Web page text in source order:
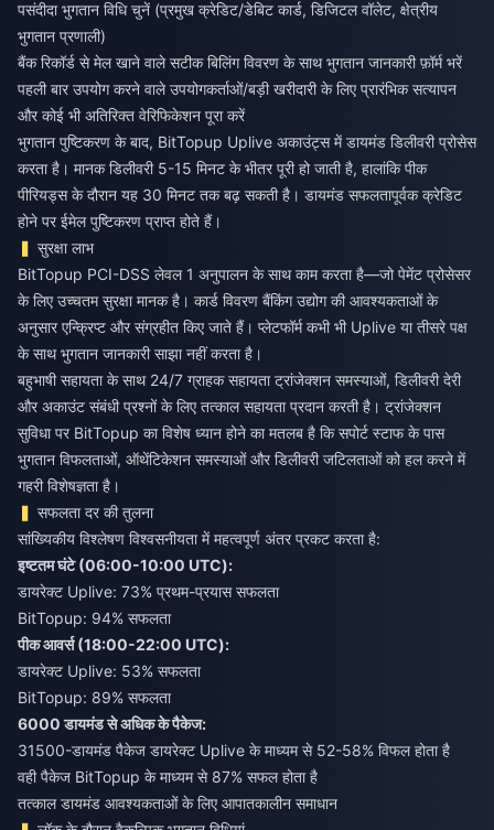
पसंदीदा भुगतान विधि चुनें (प्रमुख क्रेडिट/डेबिट कार्ड, डिजिटल वॉलेट, क्षेत्रीय
भुगतान प्रणाली)
बैंक रिकॉर्ड से मेल खाने वाले सटीक बिलिंग विवरण के साथ भुगतान जानकारी फ़ॉर्म भरें
पहली बार उपयोग करने वाले उपयोगकर्ताओं/बड़ी खरीदारी के लिए प्रारंभिक सत्यापन
और कोई भी अतिरिक्त वेरिफिकेशन पूरा करें
भुगतान पुष्टिकरण के बाद, BitTopup Uplive अकाउंट्स में डायमंड डिलीवरी प्रोसेस
करता है। मानक डिलीवरी 5-15 मिनट के भीतर पूरी हो जाती है, हालांकि पीक
पीरियड्स के दौरान यह 30 मिनट तक बढ़ सकती है। डायमंड सफलतापूर्वक क्रेडिट
होने पर ईमेल पुष्टिकरण प्राप्त होते हैं।
सुरक्षा लाभ
BitTopup PCI-DSS लेवल 1 अनुपालन के साथ काम करता है—जो पेमेंट प्रोसेसर
के लिए उच्चतम सुरक्षा मानक है। कार्ड विवरण बैंकिंग उद्योग की आवश्यकताओं के
अनुसार एन्क्रिप्ट और संग्रहीत किए जाते हैं। प्लेटफॉर्म कभी भी Uplive या तीसरे पक्ष
के साथ भुगतान जानकारी साझा नहीं करता है।
बहुभाषी सहायता के साथ 24/7 ग्राहक सहायता ट्रांजेक्शन समस्याओं, डिलीवरी देरी
और अकाउंट संबंधी प्रश्नों के लिए तत्काल सहायता प्रदान करती है। ट्रांजेक्शन
सुविधा पर BitTopup का विशेष ध्यान होने का मतलब है कि सपोर्ट स्टाफ के पास
भुगतान विफलताओं, ऑथेंटिकेशन समस्याओं और डिलीवरी जटिलताओं को हल करने में
गहरी विशेषज्ञता है।
सफलता दर की तुलना
सांख्यिकीय विश्लेषण विश्वसनीयता में महत्वपूर्ण अंतर प्रकट करता है:
इष्टतम घंटे (06:00-10:00 UTC):
डायरेक्ट Uplive: 73% प्रथम-प्रयास सफलता
BitTopup: 94% सफलता
पीक आवर्स (18:00-22:00 UTC):
डायरेक्ट Uplive: 53% सफलता
BitTopup: 89% सफलता
6000 डायमंड से अधिक के पैकेज:
31500-डायमंड पैकेज डायरेक्ट Uplive के माध्यम से 52-58% विफल होता है
वही पैकेज BitTopup के माध्यम से 87% सफल होता है
तत्काल डायमंड आवश्यकताओं के लिए आपातकालीन समाधान